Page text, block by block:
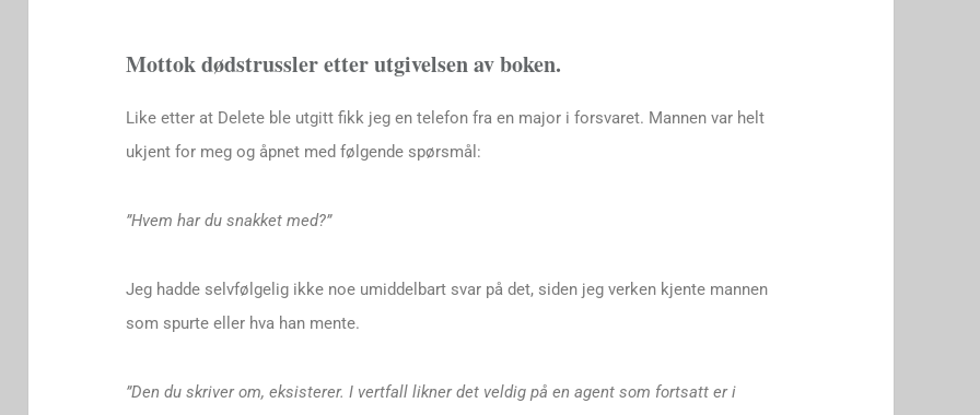
Mottok dødstrussler etter utgivelsen av boken.
Like etter at Delete ble utgitt fikk jeg en telefon fra en major i forsvaret. Mannen var helt
ukjent for meg og åpnet med følgende spørsmål:
”Hvem har du snakket med?”
Jeg hadde selvfølgelig ikke noe umiddelbart svar på det, siden jeg verken kjente mannen
som spurte eller hva han mente.
”Den du skriver om, eksisterer. I vertfall likner det veldig på en agent som fortsatt er i